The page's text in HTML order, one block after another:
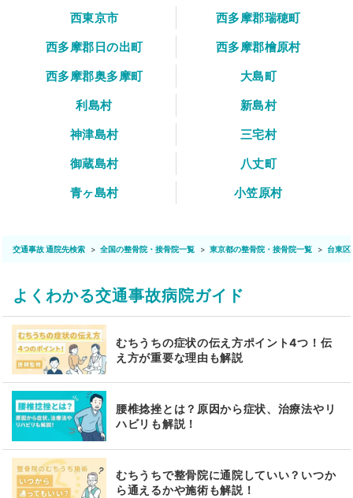
西東京市
西多摩郡瑞穂町
西多摩郡日の出町
西多摩郡檜原村
西多摩郡奥多摩町
大島町
利島村
新島村
神津島村
三宅村
御蔵島村
八丈町
青ヶ島村
小笠原村
交通事故 通院先検索 全国の整骨院・接骨院一覧 東京都の整骨院・接骨院一覧 台東区
よくわかる交通事故病院ガイド
むちうちの症状の伝え方ポイント4つ！伝
え方が重要な理由も解説
腰椎捻挫とは？原因から症状、治療法やリ
ハビリも解説！
むちうちで整骨院に通院していい？いつか
ら通えるかや施術も解説！